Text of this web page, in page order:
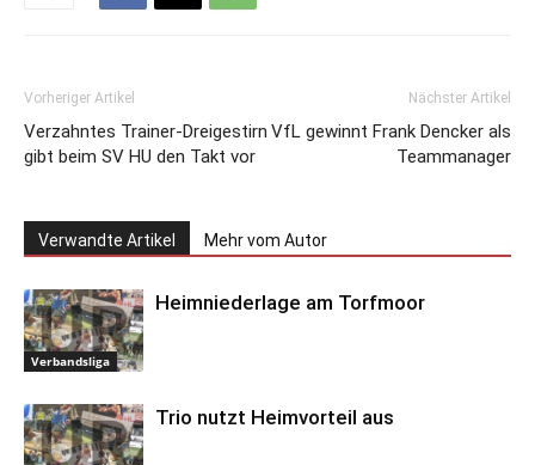
Vorheriger Artikel
Verzahntes Trainer-Dreigestirn
gibt beim SV HU den Takt vor
Nächster Artikel
VfL gewinnt Frank Dencker als
Teammanager
Verwandte Artikel Mehr vom Autor
Verbandsliga
Heimniederlage am Torfmoor
Trio nutzt Heimvorteil aus